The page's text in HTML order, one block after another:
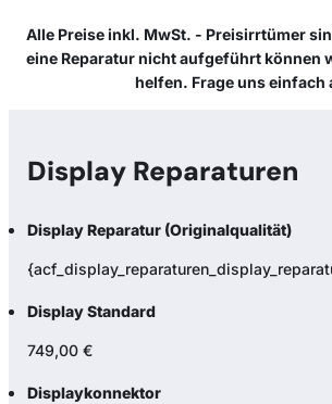
Alle Preise inkl. MwSt. - Preisirrtümer
eine Reparatur nicht aufgeführt können
helfen. Frage uns einfach
Display Reparaturen
Display Reparatur (Originalqualität)
Display Standard
749,00 €
Displaykonnektor